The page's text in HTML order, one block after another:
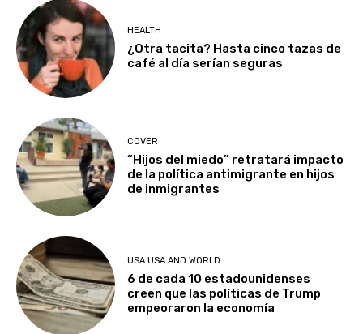
HEALTH
¿Otra tacita? Hasta cinco tazas de
café al día serían seguras
COVER
“Hijos del miedo” retratará impacto
de la política antimigrante en hijos
de inmigrantes
USA USA AND WORLD
6 de cada 10 estadounidenses
creen que las políticas de Trump
empeoraron la economía